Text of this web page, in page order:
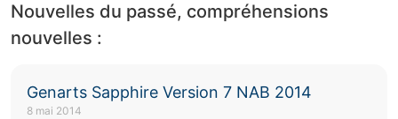
Nouvelles du passé, compréhensions
nouvelles :
Genarts Sapphire Version 7 NAB 2014
8 mai 2014